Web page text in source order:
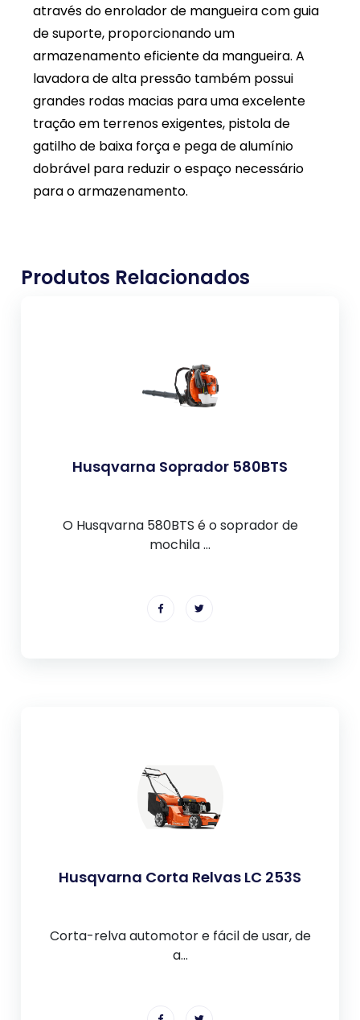
através do enrolador de mangueira com guia
de suporte, proporcionando um
armazenamento eficiente da mangueira. A
lavadora de alta pressão também possui
grandes rodas macias para uma excelente
tração em terrenos exigentes, pistola de
gatilho de baixa força e pega de alumínio
dobrável para reduzir o espaço necessário
para o armazenamento.
Produtos Relacionados
Husqvarna Soprador 580BTS
O Husqvarna 580BTS é o soprador de
mochila ...
Husqvarna Corta Relvas LC 253S
Corta-relva automotor e fácil de usar, de
a...